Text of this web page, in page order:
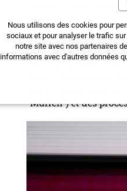
donne : « Nous
bon moment. »
Un nouveau design
sur une tarification
stockage
fers de lance, mais
“Muffen”) et des
Nous utilisons des cookies pour
sociaux et pour analyser le trafic
notre site avec nos partenaires
informations avec d'autres données